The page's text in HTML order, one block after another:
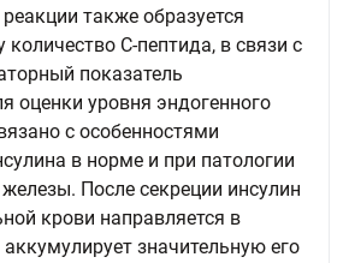
реакции также образуется
количество С-пептида, в связи с
показатель
оценки уровня эндогенного
с особенностями
в норме и при патологии
После секреции инсулин
крови направляется в
значительную его